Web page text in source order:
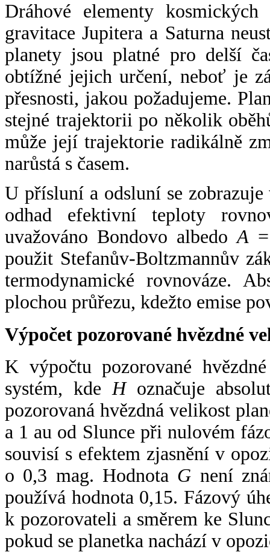
Dráhové elementy
gravitace Jupitera a Saturna
planety jsou platné pro delší
obtížné jejich určení, neboť je
přesnosti, jakou požadujeme.
stejné trajektorii po několik
může její trajektorie radikálně
narůstá s časem.
U přísluní a odsluní se
odhad efektivní teploty
uvažováno Bondovo albedoA
použit Stefanův-Boltzmannův
termodynamické rovnováze.
plochou průřezu, kdežto emise
Výpočet pozorované hvězdné
K výpočtu pozorované
systém, kde Hoznačuje
pozorovaná hvězdná velikost
a 1 au od Slunce při nulovém
souvisí s efektem zjasnění v
o 0,3 mag. Hodnota G není
používá hodnota 0,15. Fázový
k pozorovateli a směrem ke
pokud se planetka nachází v